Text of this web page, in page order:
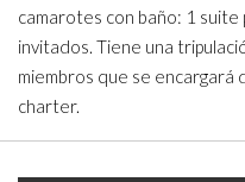
camarotes con baño: 1 suite
invitados. Tiene una
miembros que se
charter.